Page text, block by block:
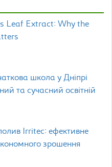
Leaf Extract: Why the
школа у Дніпрі
та сучасний освітній
Irritec: ефективне
зрошення